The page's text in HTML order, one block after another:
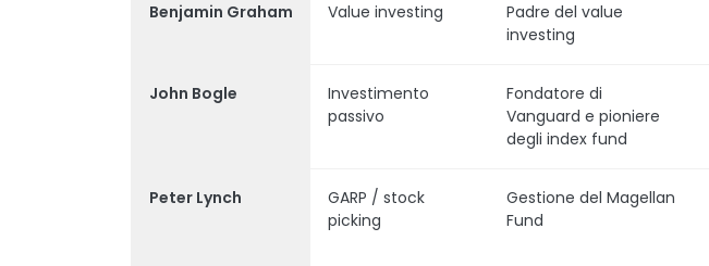
Benjamin Graham Value investing
Padre del value
investing
John Bogle
Investimento
passivo
Fondatore di
Vanguard e pioniere
degli index fund
Peter Lynch
GARP / stock
picking
Gestione del Magellan
Fund